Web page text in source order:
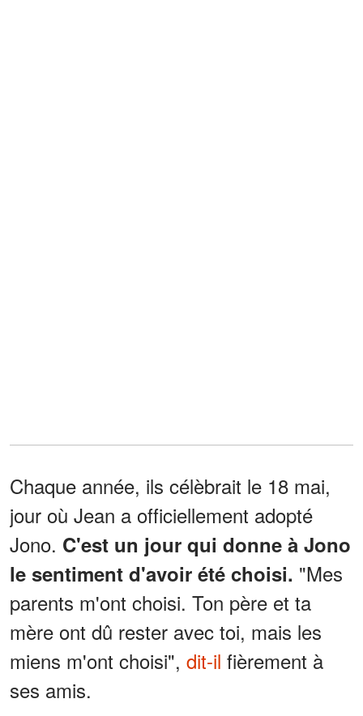
Chaque année, ils célèbrait le 18 mai,
jour où Jean a officiellement adopté
Jono. C'est un jour qui donne à Jono
le sentiment d'avoir été choisi. "Mes
parents m'ont choisi. Ton père et ta
mère ont dû rester avec toi, mais les
miens m'ont choisi", dit-il fièrement à
ses amis.